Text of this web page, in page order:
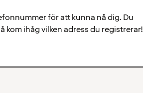
för att kunna nå dig. Du
ihåg vilken adress du registrerar!